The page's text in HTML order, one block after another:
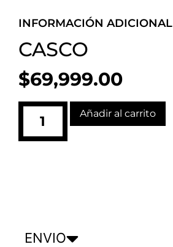
INFORMACIÓN ADICIONAL
CASCO
$69,999.00
Añadir al carrito
ENVIO